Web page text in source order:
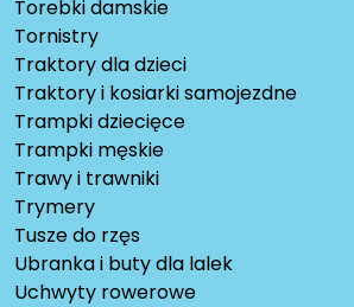
Torebki damskie
Tornistry
Traktory dla dzieci
Traktory i kosiarki samojezdne
Trampki dziecięce
Trampki męskie
Trawy i trawniki
Trymery
Tusze do rzęs
Ubranka i buty dla lalek
Uchwyty rowerowe